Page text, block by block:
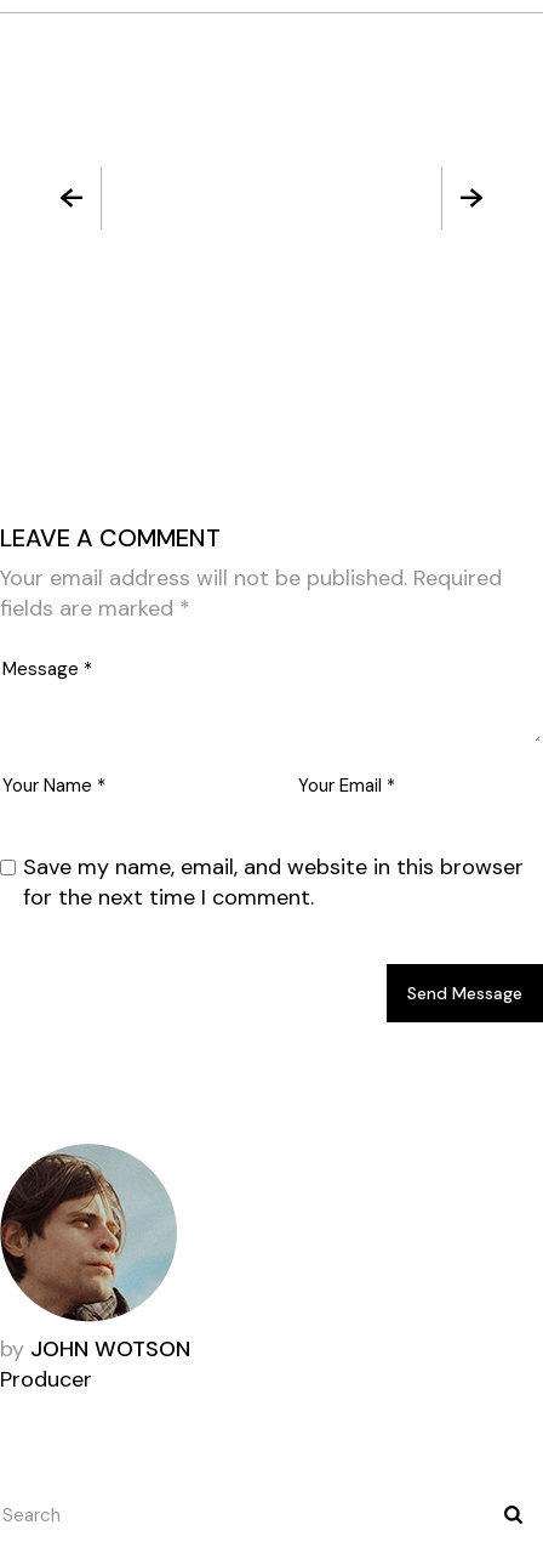
LEAVE A COMMENT
Your email address will not be published. Required
fields are marked *
Save my name, email, and website in this browser
for the next time I comment.
Send Message
by JOHN WOTSON
Producer